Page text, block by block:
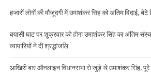
हजारों लोगों की मौजूदगी में उमाशंकर सिंह को अंतिम विदाई,
बयासी घाट पर शुक्रवार को होगा उमाशंकर सिंह का अंतिम
व्यापारियों ने दी श्रद्धांजलि
आखिरी बार ऑनलाइन विधानसभा से जुड़े थे उमाशंकर सिंह,